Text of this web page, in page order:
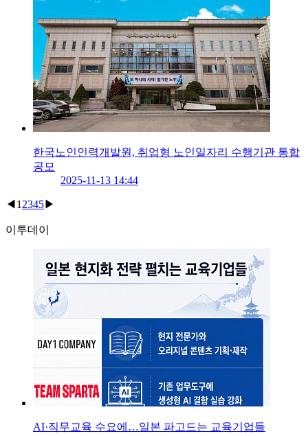
한국노인인력개발원, 취업형 노인일자리 수행기관 통합
공모
2025-11-13 14:44
◀ 1 2345▶
이투데이
AI·직무교육 수요에…일본 파고드는 교육기업들